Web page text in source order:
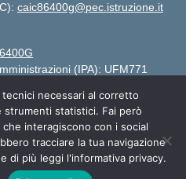
caic86400g@pec.istruzione.it
(IPA): UFM771
e progetto di Designers Italia
necessari al corretto
statistici. Fai però
interagiscono con i social
tracciare la tua navigazione
di più leggi l'informativa privacy.